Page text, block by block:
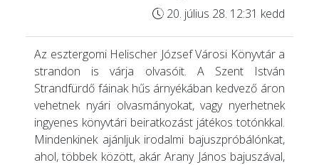
20. július 28. 12:31 kedd
Az esztergomi Helischer József Városi Könyvtár a
strandon is várja olvasóit. A Szent István
Strandfürdő fáinak hűs árnyékában kedvező áron
vehetnek nyári olvasmányokat, vagy nyerhetnek
ingyenes könyvtári beiratkozást játékos totónkkal.
Mindenkinek ajánljuk irodalmi bajuszpróbálónkat,
ahol, többek között, akár Arany János bajuszával,